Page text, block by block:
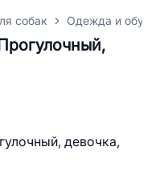
собак Одежда и обувь